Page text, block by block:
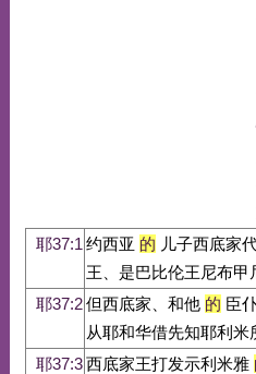
耶37:1 约西亚 的 儿子西底家
王、是巴比伦王尼布甲
耶37:2但西底家、和他 的 臣
从耶和华借先知耶利米
耶37:3西底家王打发示利米雅